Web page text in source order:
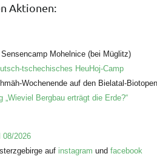
Aktionen:
Mohelnice (bei Müglitz)
tschechisches HeuHoj-Camp
Wochenende auf den Bielatal-Biotopen
„Wieviel Bergbau erträgt die Erde?“
08/2026
auf instagram und facebook